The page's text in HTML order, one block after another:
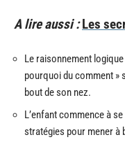
A lire aussi : Les
Le raisonnement
pourquoi du comment »
bout de son nez.
L’enfant commence à
stratégies pour mener à